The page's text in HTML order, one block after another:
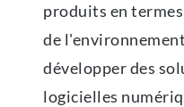
produits en
de
développer des
logicielles